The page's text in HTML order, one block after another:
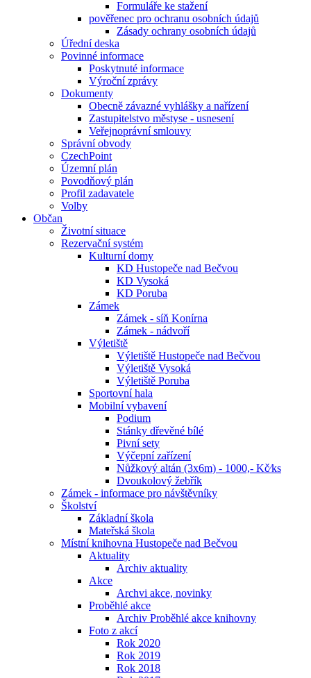
Formuláře ke stažení
pověřenec pro ochranu osobních údajů
Zásady ochrany osobních údajů
Úřední deska
Povinné informace
Poskytnuté informace
Výroční zprávy
Dokumenty
Obecně závazné vyhlášky a nařízení
Zastupitelstvo městyse - usnesení
Veřejnoprávní smlouvy
Správní obvody
CzechPoint
Územní plán
Povodňový plán
Profil zadavatele
Volby
Občan
Životní situace
Rezervační systém
Kulturní domy
KD Hustopeče nad Bečvou
KD Vysoká
KD Poruba
Zámek
Zámek - síň Konírna
Zámek - nádvoří
Výletiště
Výletiště Hustopeče nad Bečvou
Výletiště Vysoká
Výletiště Poruba
Sportovní hala
Mobilní vybavení
Podium
Stánky dřevěné bílé
Pivní sety
Výčepní zařízení
Nůžkový altán (3x6m) - 1000,- Kč⁄ks
Dvoukolový žebřík
Zámek - informace pro návštěvníky
Školství
Základní škola
Mateřská škola
Místní knihovna Hustopeče nad Bečvou
Aktuality
Archiv aktuality
Akce
Archvi akce, novinky
Proběhlé akce
Archiv Proběhlé akce knihovny
Foto z akcí
Rok 2020
Rok 2019
Rok 2018